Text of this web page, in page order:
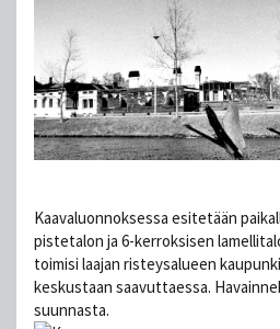
Kaavaluonnoksessa esitetään
pistetalon ja 6-kerroksisen
toimisi laajan risteysalueen
keskustaan saavuttaessa.
suunnasta.